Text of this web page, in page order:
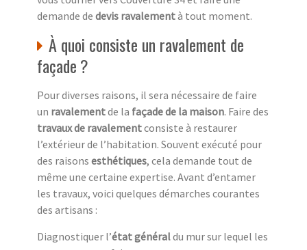
demande de devis ravalementà tout moment.
À quoi consiste un ravalement de
façade ?
Pour diverses raisons, il sera nécessaire de faire
un ravalementde la façade de la maison. Faire des
travaux de ravalementconsiste à restaurer
l’extérieur de l’habitation. Souvent exécuté pour
des raisons esthétiques, cela demande tout de
même une certaine expertise. Avant d’entamer
les travaux, voici quelques démarches courantes
des artisans :
Diagnostiquer l’état généraldu mur sur lequel les